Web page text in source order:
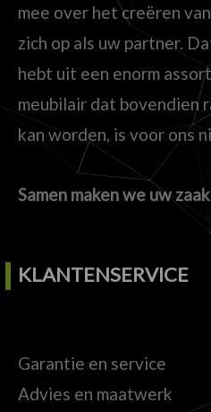
mee over het creëren
zich op als uw partner.
hebt uit een enorm
meubilair dat bovendien
kan worden, is voor ons
Samen maken we uw
KLANTENSERVICE
Garantie en service
Advies en maatwerk